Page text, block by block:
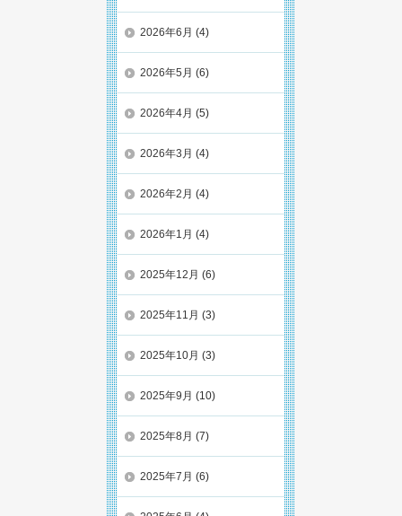
2026年6月 (4)
2026年5月 (6)
2026年4月 (5)
2026年3月 (4)
2026年2月 (4)
2026年1月 (4)
2025年12月 (6)
2025年11月 (3)
2025年10月 (3)
2025年9月 (10)
2025年8月 (7)
2025年7月 (6)